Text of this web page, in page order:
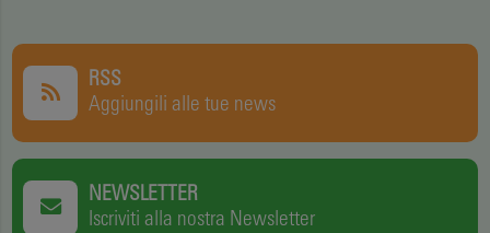
RSS
Aggiungili alle tue news
NEWSLETTER
Iscriviti alla nostra Newsletter